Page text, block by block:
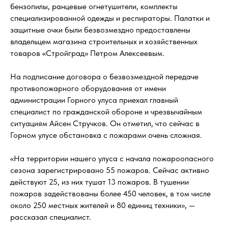
бензопилы, ранцевые огнетушители, комплекты
специализированной одежды и респираторы. Палатки и
защитные очки были безвозмездно предоставлены
владельцем магазина строительных и хозяйственных
товаров «Стройград» Петром Алексеевым.
На подписание договора о безвозмездной передаче
противопожарного оборудования от имени
администрации Горного улуса приехал главный
специалист по гражданской обороне и чрезвычайным
ситуациям Айсен Стручков. Он отметил, что сейчас в
Горном улусе обстановка с пожарами очень сложная.
«На территории нашего улуса с начала пожароопасного
сезона зарегистрировано 55 пожаров. Сейчас активно
действуют 25, из них тушат 13 пожаров. В тушении
пожаров задействованы более 450 человек, в том числе
около 250 местных жителей и 80 единиц техники», —
рассказал специалист.